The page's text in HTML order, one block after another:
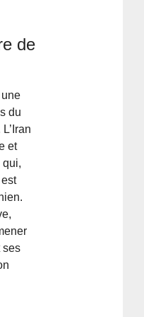
de
du
et
qui,
ses